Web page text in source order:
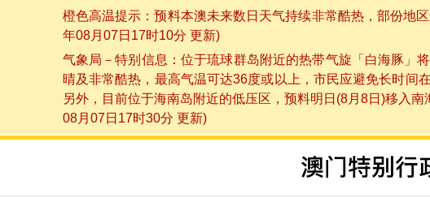
橙色高温提示：预料本澳未来数日天气持续非常酷热，部份地
年08月07日17时10分 更新)
气象局－特别信息：位于琉球群岛附近的热带气旋「白海豚」
晴及非常酷热，最高气温可达36度或以上，市民应避免长时间
另外，目前位于海南岛附近的低压区，预料明日(8月8日)移入
08月07日17时30分 更新)